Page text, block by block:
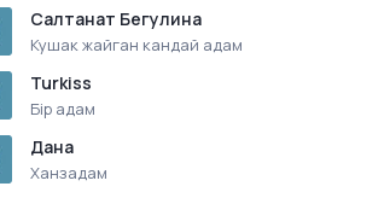
Салтанат Бегулина
Кушак жайган кандай адам
Turkiss
Бiр адам
Дана
Ханзадам